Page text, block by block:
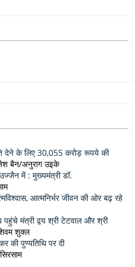
देने के लिए 30,055 करोड़ रूपये की
बैन/अनुराग उइके
उज्जैन में : मुख्यमंत्री डॉ.
आत्मनिर्भर जीवन की ओर बढ़ रहे
मंत्री द्वय श्री टेटवाल और श्री
शुक्ल
की पुण्यतिथि पर दी